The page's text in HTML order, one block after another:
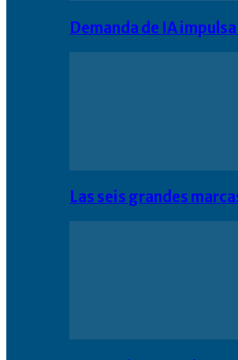
Demanda de IA
Las seis grandes